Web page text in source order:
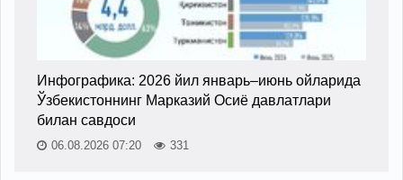
Инфографика: 2026 йил январь–июнь ойларида
Ўзбекистоннинг Марказий Осиё давлатлари
билан савдоси
06.08.2026 07:20 331